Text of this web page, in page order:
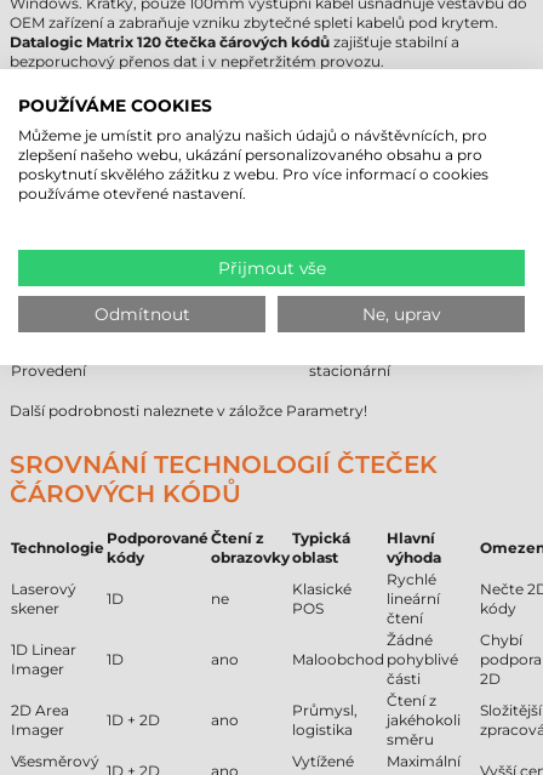
OEM zařízení a zabraňuje vzniku zbytečné spleti kabelů pod krytem.
Datalogic Matrix 120 čtečka čárových kódů zajišťuje stabilní a
bezporuchový přenos dat i v nepřetržitém provozu.
DATALOGIC MATRIX 120 ČTEČKA
ČÁROVÝCH KÓDŮ – TECHNICKÉ
PARAMETRY
2D Area Imager
Komunikace
kabelová
Min. čtecí vzdálenost
Provedení
stacionární
Další podrobnosti naleznete v záložce Parametry!
SROVNÁNÍ TECHNOLOGIÍ ČTEČEK
ČÁROVÝCH KÓDŮ
Technologie
Podporované
kódy
Čtení z
obrazovky
Typická
oblast
Hlavní
výhoda
Laserový
skener
1D ne
Klasické
POS
Rychlé
lineární
čtení
Nečte
kódy
1D Linear
Imager
1D ano Maloobchod
Žádné
pohyblivé
části
Chybí
podpora
2D
2D Area
Imager
1D + 2D ano
Průmysl,
logistika
Čtení z
jakéhokoli
směru
Složitější
Všesměrový
1D + 2D ano
Vytížené
Maximální
Vyšší
POUŽÍVÁME COOKIES
Můžeme je umístit pro analýzu našich údajů o návštěvnících, pro
zlepšení našeho webu, ukázání personalizovaného obsahu a pro
poskytnutí skvělého zážitku z webu. Pro více informací o cookies
používáme otevřené nastavení.
Přijmout vše
Odmítnout Ne, uprav